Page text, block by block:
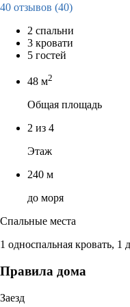
40 отзывов (40)
2 спальни
3 кровати
5 гостей
48 м2
Общая площадь
2 из 4
Этаж
240 м
до моря
Спальные места
1 односпальная кровать, 1
Правила дома
Заезд